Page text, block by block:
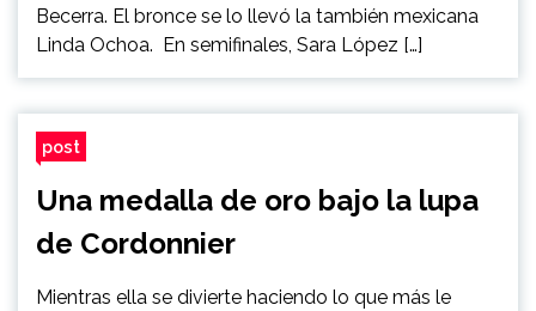
Becerra. El bronce se lo llevó la también mexicana
Linda Ochoa. En semifinales, Sara López […]
post
Una medalla de oro bajo la lupa
de Cordonnier
Mientras ella se divierte haciendo lo que más le